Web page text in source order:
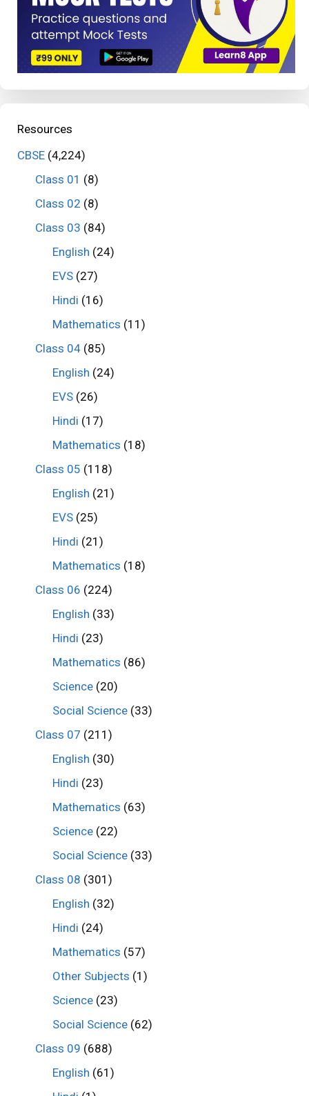
Resources
CBSE (4,224)
Class 01 (8)
Class 02 (8)
Class 03 (84)
English (24)
EVS (27)
Hindi (16)
Mathematics (11)
Class 04(85)
English (24)
EVS (26)
Hindi (17)
Mathematics (18)
Class 05 (118)
English (21)
EVS (25)
Hindi (21)
Mathematics (18)
Class 06 (224)
English (33)
Hindi (23)
Mathematics (86)
Science (20)
Social Science (33)
Class 07 (211)
English (30)
Hindi (23)
Mathematics (63)
Science (22)
Social Science (33)
Class 08 (301)
English (32)
Hindi (24)
Mathematics (57)
Other Subjects (1)
Science (23)
Social Science (62)
Class 09 (688)
English (61)